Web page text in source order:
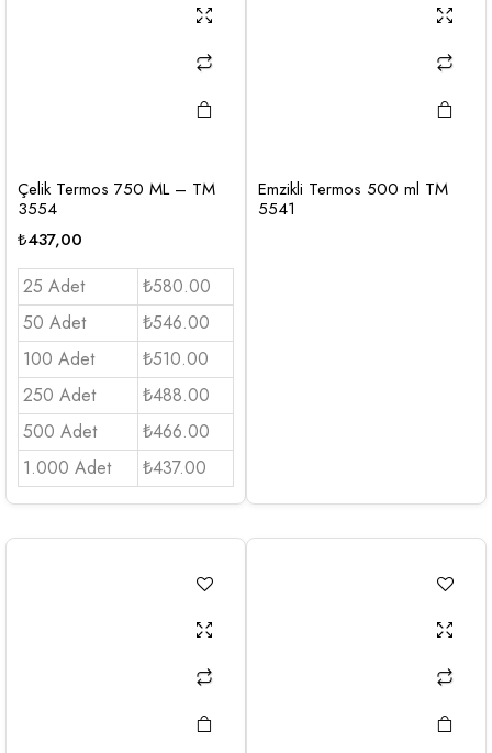
Çelik Termos 750 ML – TM
3554
₺437,00
25 Adet
₺580.00
50 Adet
₺546.00
100 Adet
₺510.00
250 Adet
₺488.00
500 Adet
₺466.00
1.000 Adet
₺437.00
Emzikli Termos 500 ml TM
5541